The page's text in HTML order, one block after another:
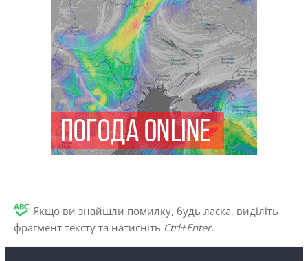
Якщо ви знайшли помилку, будь ласка, виділіть
фрагмент тексту та натисніть Ctrl+Enter.